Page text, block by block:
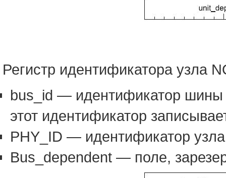
Регистр идентификатора узла
bus_id — идентификатор шины
этот идентификатор
PHY_ID — идентификатор
Bus_dependent — поле,